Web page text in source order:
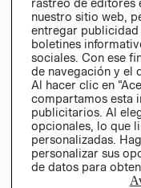
Ecuador ($)
CAMBIAR REGIÓN
rastreo de editores
nuestro sitio web,
entregar publicidad
boletines
sociales. Con ese
de navegación y el
Al hacer clic en
compartamos esta
publicitarios. Al
opcionales, lo que
personalizadas.
personalizar sus
de datos para